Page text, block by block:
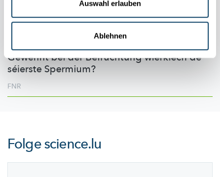
Auswahl erlauben
Ablehnen
Gewënnt bei der Befruchtung wierklech de
séierste Spermium?
FNR
Folgescience.lu